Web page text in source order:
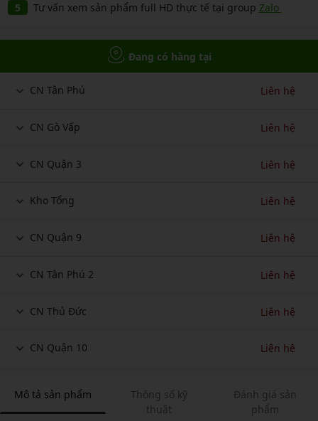
Tư vấn xem sản phẩm full HD thực tế tại group Zalo
Đang có hàng tại
CN Tân Phú Liên hệ
CN Gò Vấp Liên hệ
CN Quận 3 Liên hệ
Kho Tổng Liên hệ
CN Quận 9 Liên hệ
CN Tân Phú 2 Liên hệ
CN Thủ Đức Liên hệ
CN Quận 10 Liên hệ
Mô tả sản phẩm
Thông số kỹ
thuật
Đánh giá sản
phẩm